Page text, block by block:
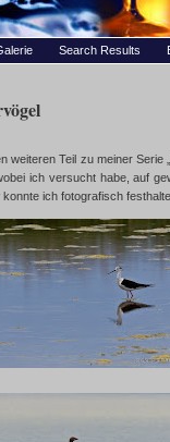
Search Results
Teil zu meiner Serie „
ich versucht habe, auf
konnte ich fotografisch